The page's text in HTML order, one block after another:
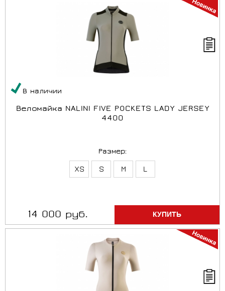
В наличии
Веломайка NALINI FIVE POCKETS LADY JERSEY
4400
Размер:
XS S M L
14 000 руб.